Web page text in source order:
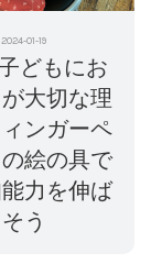
2024-01-19
どもにお
大切な理
ンガーペ
絵の具で
力を伸ば
そう